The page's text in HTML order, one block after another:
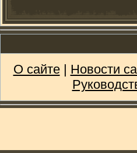
О сайте| Новости